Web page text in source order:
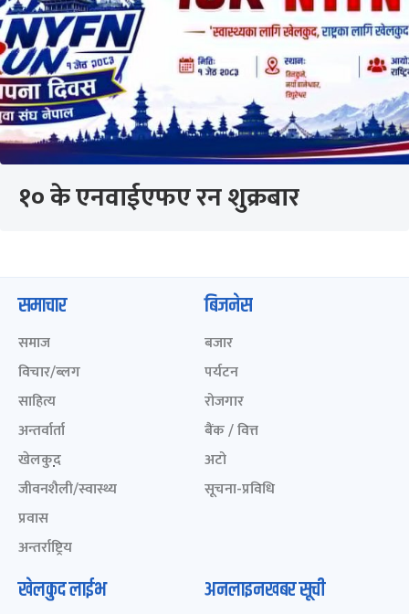
१० के एनवाईएफए रन शुक्रबार
समाचार
समाज
विचार/ब्लग
साहित्य
अन्तर्वार्ता
खेलकुद़़
जीवनशैली/स्वास्थ्य
प्रवास
अन्तर्राष्ट्रिय
बिजनेस
बजार
पर्यटन
रोजगार
बैंक / वित्त
अटो
सूचना-प्रविधि
खेलकुद लाईभ अनलाइनखबर सूची